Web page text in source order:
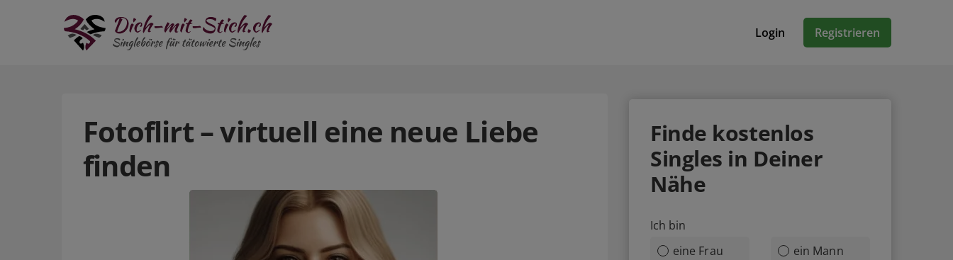
Login Registrieren
Fotoflirt – virtuell eine neue Liebe
finden
Finde kostenlos
Singles in Deiner
Nähe
Ich bin
eine Frau
ein Mann